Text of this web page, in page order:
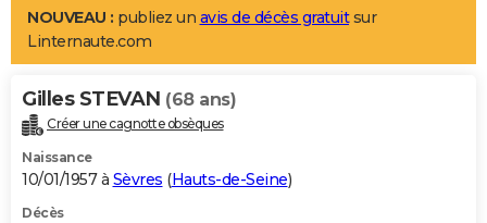
LIFESTYLE
Art de vivre
Bien-être
Loisirs
Mode
Modes de vie
Alimentation
Guide de la santé
Maladies
Médicaments
Sommeil
VOYAGE
Destinations
City break
Voyage nature
Voyage de noces
Forum
Climat
+PHOTO
GUIDES D'ACHAT
NOUVEAU : publiez un avis de décès gratuitsur
Linternaute.com
Gilles STEVAN (68 ans)
Créer une cagnotte obsèques
Naissance
10/01/1957 à Sèvres (Hauts-de-Seine)
Décès